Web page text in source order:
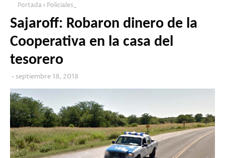
Portada Policiales_
Sajaroff: Robaron dinero de la
Cooperativa en la casa del
tesorero
septiembre 18, 2018